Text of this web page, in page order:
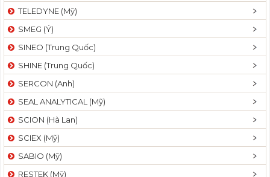
n
TELEDYNE (Mỹ)
SMEG (Ý)
SINEO (Trung Quốc)
SHINE (Trung Quốc)
SERCON (Anh)
SEAL ANALYTICAL (Mỹ)
SCION (Hà Lan)
SCIEX (Mỹ)
SABIO (Mỹ)
RESTEK (Mỹ)